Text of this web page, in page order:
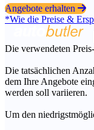
Angebote erhalten
*Wie die Preise &
Die verwendeten
Die tatsächlichen
dem Ihre Angebote
werden soll variieren.
Um den